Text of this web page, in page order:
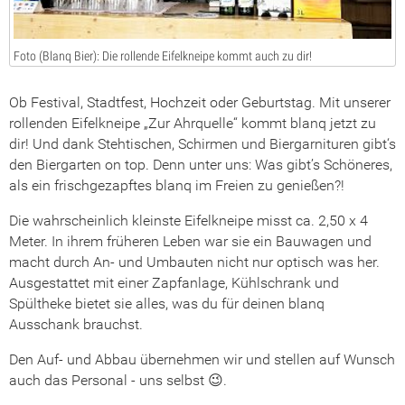
Foto (Blanq Bier): Die rollende Eifelkneipe kommt auch zu dir!
Ob Festival, Stadtfest, Hochzeit oder Geburtstag. Mit unserer
rollenden Eifelkneipe „Zur Ahrquelle“ kommt blanq jetzt zu
dir! Und dank Stehtischen, Schirmen und Biergarnituren gibt‘s
den Biergarten on top. Denn unter uns: Was gibt’s Schöneres,
als ein frischgezapftes blanq im Freien zu genießen?!
Die wahrscheinlich kleinste Eifelkneipe misst ca. 2,50 x 4
Meter. In ihrem früheren Leben war sie ein Bauwagen und
macht durch An- und Umbauten nicht nur optisch was her.
Ausgestattet mit einer Zapfanlage, Kühlschrank und
Spültheke bietet sie alles, was du für deinen blanq
Ausschank brauchst.
Den Auf- und Abbau übernehmen wir und stellen auf Wunsch
auch das Personal - uns selbst 😉.